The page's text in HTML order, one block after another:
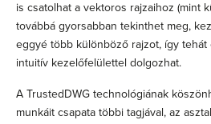
is csatolhat a vektoros rajzaihoz (mint
továbbá gyorsabban tekinthet meg,
eggyé több különböző rajzot, így
intuitív kezelőfelülettel dolgozhat.
A TrustedDWG technológiának
munkáit csapata többi tagjával, az